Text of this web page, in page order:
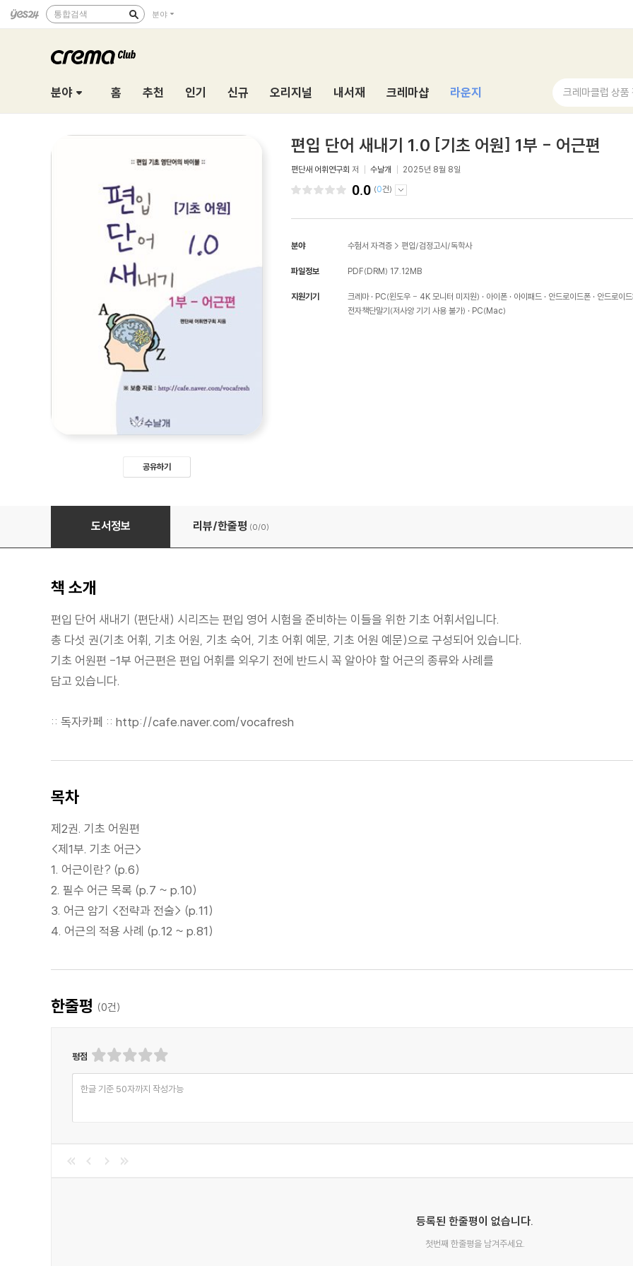
통합검색 분야
분야 홈 추천 인기 신규 오리지널 내서재 크레마샵 라운지 크레마클럽 상품
공유하기
편입 단어 새내기 1.0 [기초 어원] 1부 - 어근편
편단새 어휘연구회 저 수날개 2025년 8월 8일
0.0 (0건)
분야 수험서 자격증 > 편입/검정고시/독학사
파일정보 PDF(DRM) 17.12MB
지원기기 크레마 PC(윈도우 - 4K 모니터 미지원) 아이폰 아이패드 안드로이드폰
안드로이
전자책단말기(저사양 기기 사용 불가)
PC(Mac)
편입 단어 새내기 1.0 [기초 어원] 1부 - 어근편
도서정보 리뷰/한줄평 (0/0)
책 소개
편입 단어 새내기 (편단새) 시리즈는 편입 영어 시험을 준비하는 이들을 위한 기초 어휘서입니다.
총 다섯 권(기초 어휘, 기초 어원, 기초 숙어, 기초 어휘 예문, 기초 어원 예문)으로 구성되어 있습니다.
기초 어원편 -1부 어근편은 편입 어휘를 외우기 전에 반드시 꼭 알아야 할 어근의 종류와 사례를
담고 있습니다.
:: 독자카페 :: http://cafe.naver.com/vocafresh
목차
제2권. 기초 어원편
<제1부. 기초 어근>
1. 어근이란? (p.6)
2. 필수 어근 목록 (p.7 ~ p.10)
3. 어근 암기 <전략과 전술> (p.11)
4. 어근의 적용 사례 (p.12 ~ p.81)
한줄평 (0건)
평점
한글 기준 50자까지 작성가능
등록된 한줄평이 없습니다.
첫번째 한줄평을 남겨주세요.